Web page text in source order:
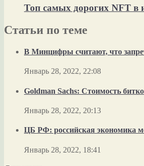
Топ самых дорогих NFT в
Статьи по теме
В Минцифры считают, что
Январь 28, 2022, 22:08
Goldman Sachs: Стоимость
Январь 28, 2022, 20:13
ЦБ РФ: российская экономика
Январь 28, 2022, 18:41